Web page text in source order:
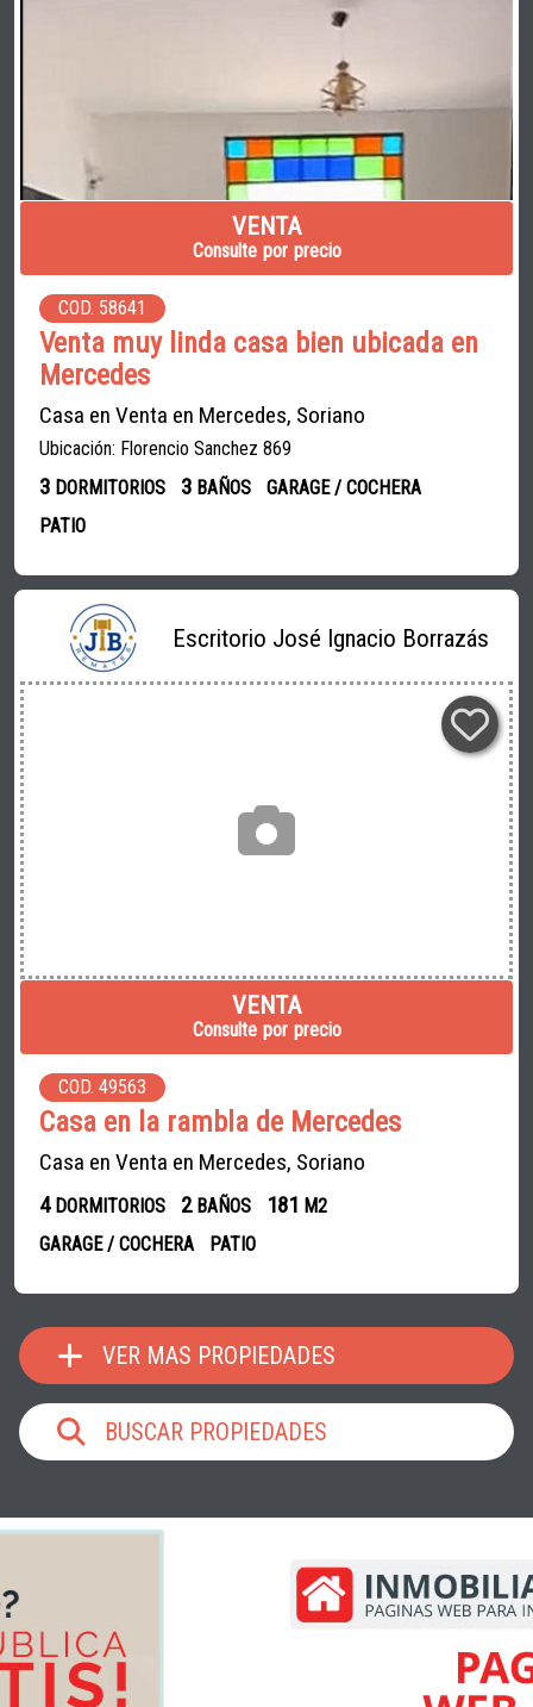
VENTA
Consulte por precio
COD. 58641
Venta muy linda casa bien ubicada en
Mercedes
Casa en Venta en Mercedes, Soriano
Ubicación: Florencio Sanchez 869
3 DORMITORIOS 3BAÑOS
GARAGE / COCHERA
PATIO
Escritorio José Ignacio Borrazás
VENTA
Consulte por precio
COD. 49563
Casa en la rambla de Mercedes
Casa en Venta en Mercedes, Soriano
4DORMITORIOS 2BAÑOS 181 M2
GARAGE / COCHERA
PATIO
VER MAS PROPIEDADES
BUSCAR PROPIEDADES